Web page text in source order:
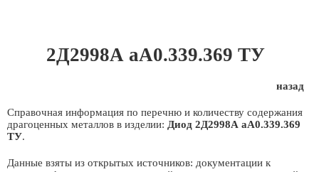
2Д2998А аА0.339.369 ТУ
назад
Справочная информация по перечню и количеству содержания
драгоценных металлов в изделии: Диод 2Д2998А аА0.339.369
ТУ.
Данные взяты из открытых источников: документации к